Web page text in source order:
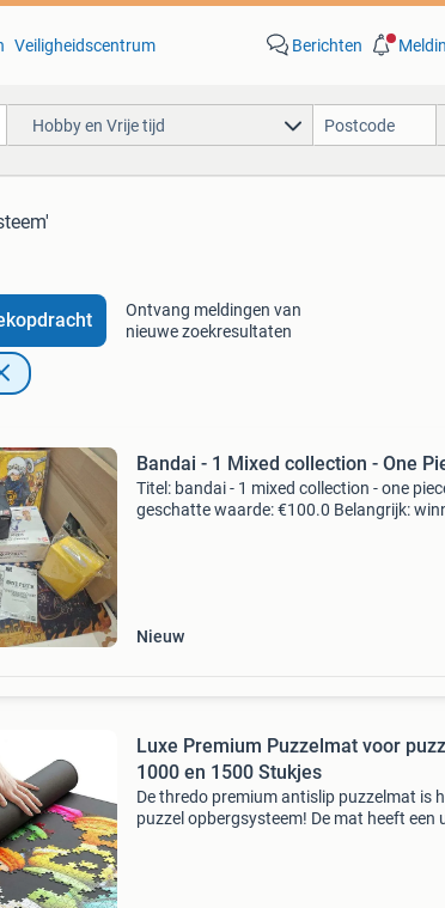
Veiligheidscentrum Berichten
Hobby en Vrije tijd
Ontvang meldingen van
nieuwe zoekresultaten
Bandai - 1 Mixed collection - One
Titel: bandai - 1 mixed collection - one
geschatte waarde: €100.0 Belangrijk:
Nieuw
Luxe Premium Puzzelmat voor
1000 en 1500 Stukjes
De thredo premium antislip puzzelmat is
puzzel opbergsysteem! De mat heeft een